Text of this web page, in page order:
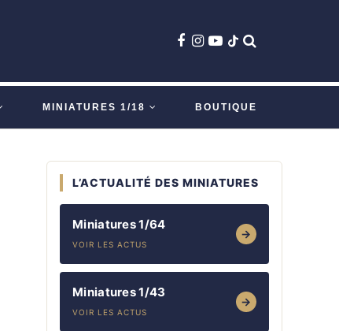
MINIATURES 1/18 BOUTIQUE
L’ACTUALITÉ DES MINIATURES
Miniatures 1/64
VOIR LES ACTUS
→
Miniatures 1/43
VOIR LES ACTUS
→